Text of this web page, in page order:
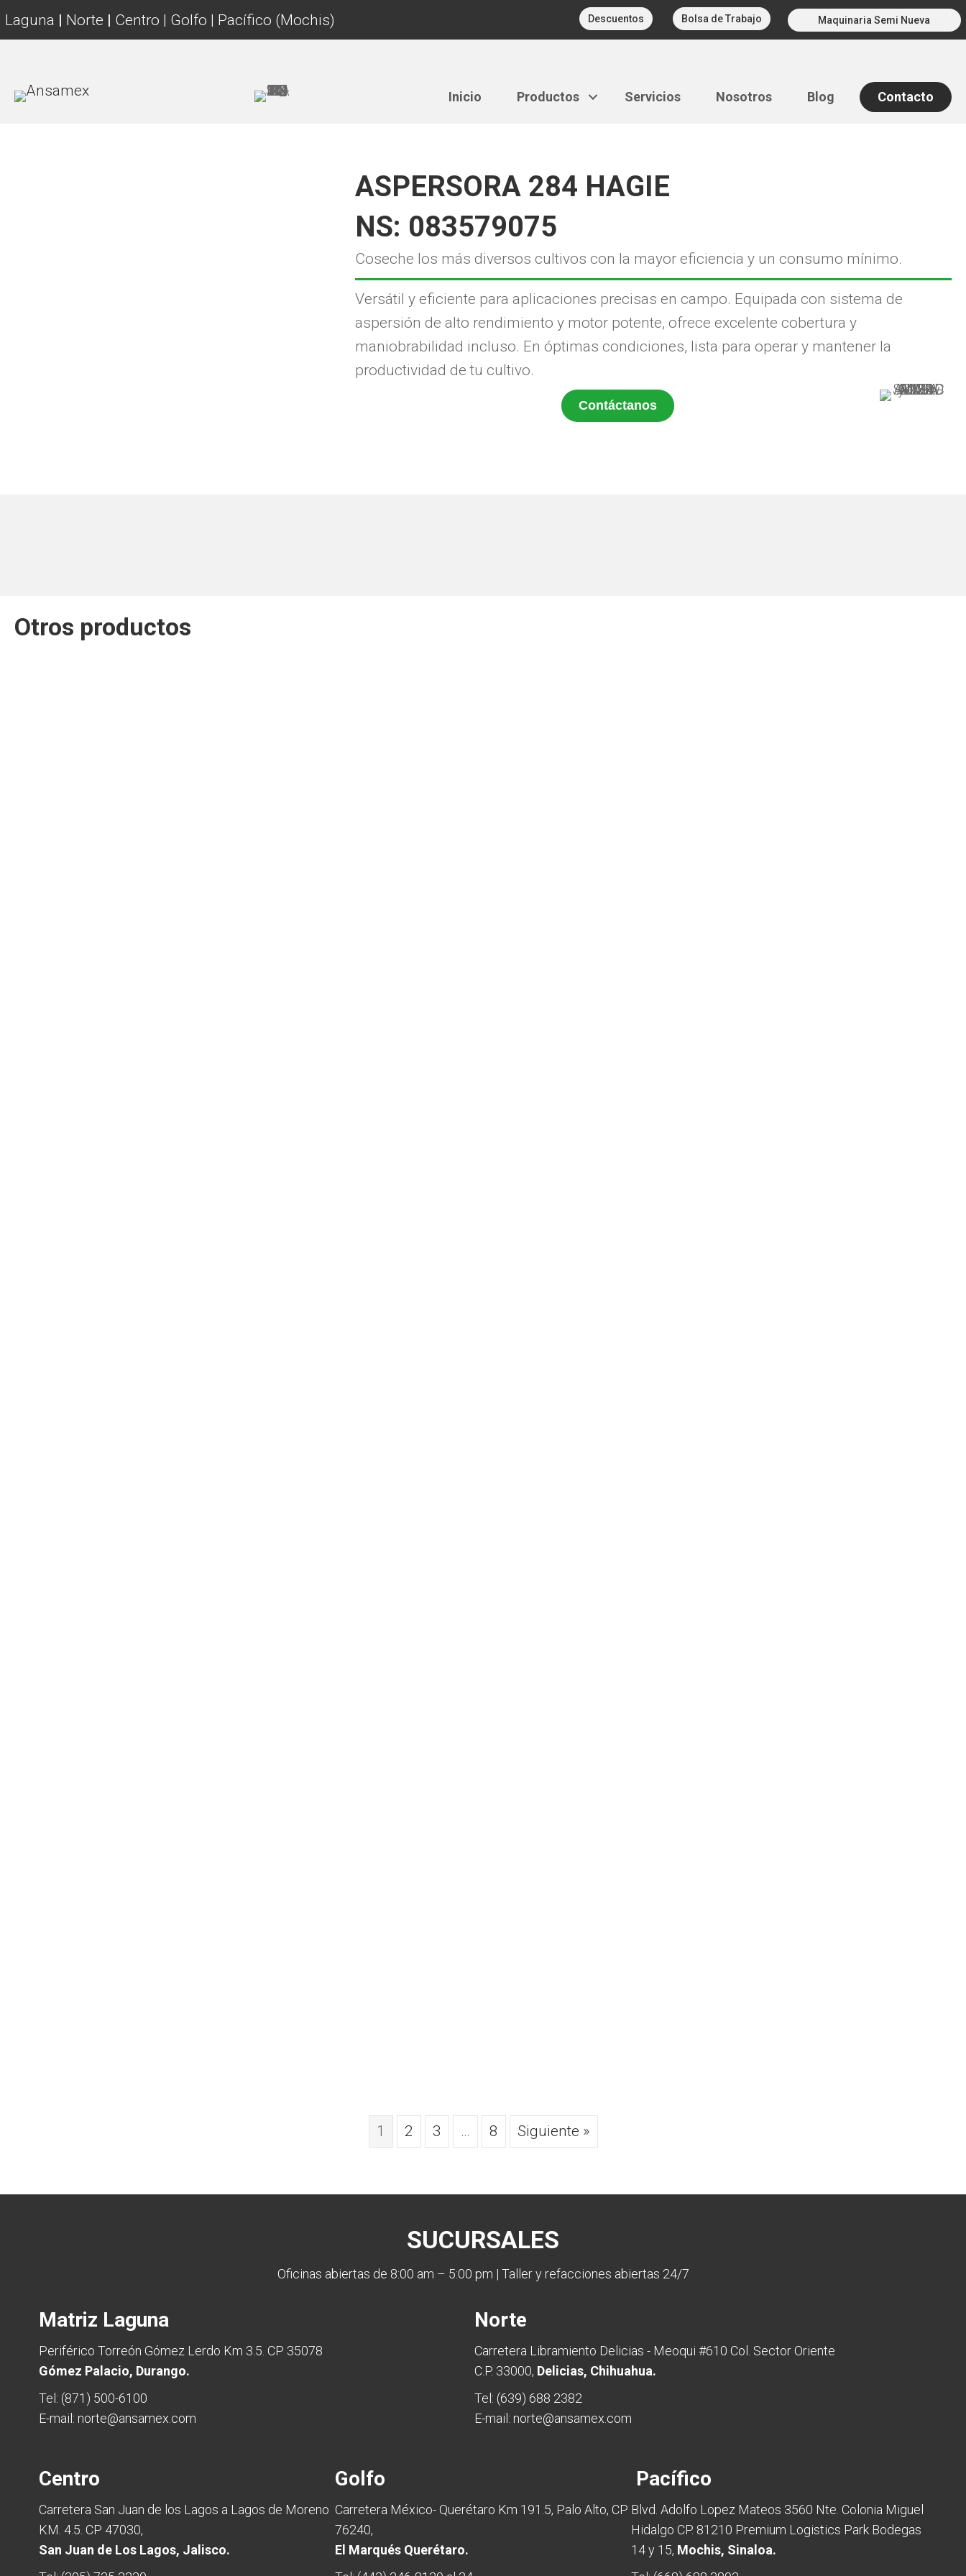
Laguna | Norte | Centro | Golfo | Pacífico (Mochis) Descuentos Bolsa de Trabajo Maquinaria Semi Nueva
Inicio Productos Servicios Nosotros Blog Contacto
ASPERSORA 284 HAGIE
NS: 083579075
Coseche los más diversos cultivos con la mayor eficiencia y un consumo mínimo.
Versátil y eficiente para aplicaciones precisas en campo. Equipada con sistema de
aspersión de alto rendimiento y motor potente, ofrece excelente cobertura y
maniobrabilidad incluso. En óptimas condiciones, lista para operar y mantener la
productividad de tu cultivo.
Contáctanos
Otros productos
1 2 3 … 8 Siguiente »
SUCURSALES
Oficinas abiertas de 8:00 am – 5:00 pm | Taller y refacciones abiertas 24/7
Matriz Laguna
Periférico Torreón Gómez Lerdo Km 3.5. CP 35078
Gómez Palacio, Durango.
Tel: (871) 500-6100
E-mail: norte@ansamex.com
Norte
Carretera Libramiento Delicias - Meoqui #610 Col. Sector Oriente
C.P. 33000, Delicias, Chihuahua.
Tel: (639) 688 2382
E-mail: norte@ansamex.com
Centro
Carretera San Juan de los Lagos a Lagos de Moreno
KM. 4.5. CP 47030,
San Juan de Los Lagos, Jalisco.
Golfo
Carretera México- Querétaro Km 191.5, Palo Alto, CP
76240,
El Marqués Querétaro.
Pacífico
Blvd. Adolfo Lopez Mateos 3560 Nte. Colonia Miguel
Hidalgo CP. 81210 Premium Logistics Park Bodegas
14 y 15, Mochis, Sinaloa.